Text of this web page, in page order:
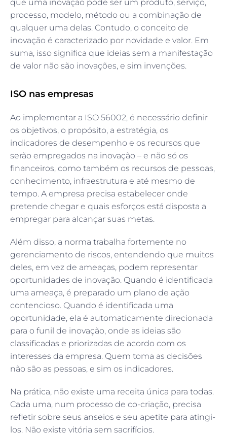
que uma inovação pode ser um produto, serviço,
processo, modelo, método ou a combinação de
qualquer uma delas. Contudo, o conceito de
inovação é caracterizado por novidade e valor. Em
suma, isso significa que ideias sem a manifestação
de valor não são inovações, e sim invenções.
ISO nas empresas
Ao implementar a ISO 56002, é necessário definir
os objetivos, o propósito, a estratégia, os
indicadores de desempenho e os recursos que
serão empregados na inovação – e não só os
financeiros, como também os recursos de pessoas,
conhecimento, infraestrutura e até mesmo de
tempo. A empresa precisa estabelecer onde
pretende chegar e quais esforços está disposta a
empregar para alcançar suas metas.
Além disso, a norma trabalha fortemente no
gerenciamento de riscos, entendendo que muitos
deles, em vez de ameaças, podem representar
oportunidades de inovação. Quando é identificada
uma ameaça, é preparado um plano de ação
contencioso. Quando é identificada uma
oportunidade, ela é automaticamente direcionada
para o funil de inovação, onde as ideias são
classificadas e priorizadas de acordo com os
interesses da empresa. Quem toma as decisões
não são as pessoas, e sim os indicadores.
Na prática, não existe uma receita única para todas.
Cada uma, num processo de co-criação, precisa
refletir sobre seus anseios e seu apetite para atingi-
los. Não existe vitória sem sacrifícios.